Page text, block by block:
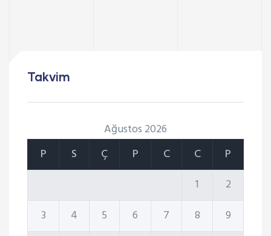
Takvim
Ağustos 2026
P
S Ç P C C
P
1
2
3
4 5 6 7 8
9